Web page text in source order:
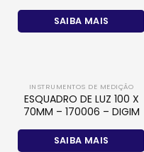
SAIBA MAIS
INSTRUMENTOS DE MEDIÇÃO
ESQUADRO DE LUZ 100 X
70MM – 170006 – DIGIM
SAIBA MAIS